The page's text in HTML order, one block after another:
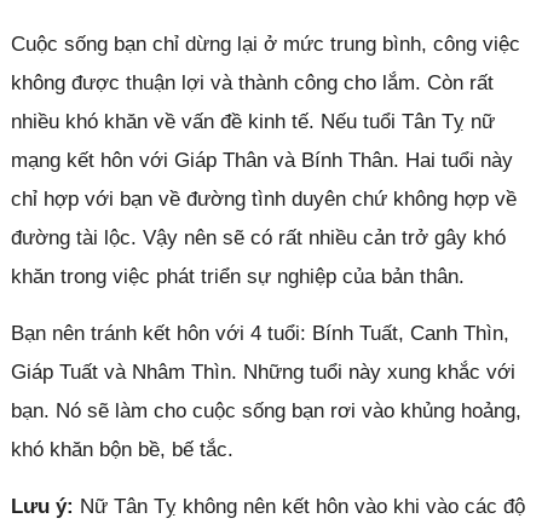
Cuộc sống bạn chỉ dừng lại ở mức trung bình, công việc
không được thuận lợi và thành công cho lắm. Còn rất
nhiều khó khăn về vấn đề kinh tế. Nếu tuổi Tân Tỵ nữ
mạng kết hôn với Giáp Thân và Bính Thân. Hai tuổi này
chỉ hợp với bạn về đường tình duyên chứ không hợp về
đường tài lộc. Vậy nên sẽ có rất nhiều cản trở gây khó
khăn trong việc phát triển sự nghiệp của bản thân.
Bạn nên tránh kết hôn với 4 tuổi: Bính Tuất, Canh Thìn,
Giáp Tuất và Nhâm Thìn. Những tuổi này xung khắc với
bạn. Nó sẽ làm cho cuộc sống bạn rơi vào khủng hoảng,
khó khăn bộn bề, bế tắc.
Lưu ý: Nữ Tân Tỵ không nên kết hôn vào khi vào các độ